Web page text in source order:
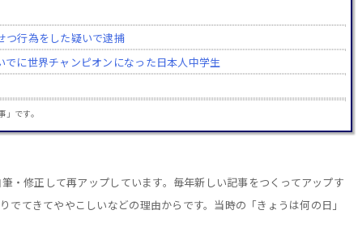
つ行為をした疑いで逮捕
に世界チャンピオンになった日本人中学生
です。
・修正して再アップしています。毎年新しい記事をつくってアップす
てきてややこしいなどの理由からです。当時の「きょうは何の日」